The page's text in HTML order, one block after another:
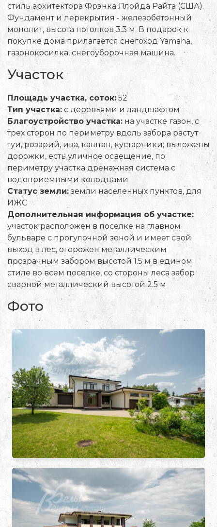
стиль архитектора Фрэнка Ллойда Райта (США).
Фундамент и перекрытия - железобетонный
монолит, высота потолков 3.3 м. В подарок к
покупке дома прилагается снегоход Yamaha,
газонокосилка, снегоуборочная машина.
Участок
Площадь участка, соток: 52
Тип участка: с деревьями и ландшафтом
Благоустройство участка: на участке газон, с
трех сторон по периметру вдоль забора растут
туи, розарий, ива, каштан, кустарники; выложены
дорожки, есть уличное освещение, по
периметру участка дренажная система с
водоприемными колодцами
Статус земли:земли населенных пунктов, для
ИЖС
Дополнительная информация об участке:
участок расположен в поселке на главном
бульваре с прогулочной зоной и имеет свой
выход в лес, огорожен металлическим
прозрачным забором высотой 1.5 м в едином
стиле во всем поселке, со стороны леса забор
сварной металлический высотой 2.5 м
Фото